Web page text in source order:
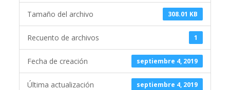
308.01 KB
Tamaño del archivo
1
Recuento de archivos
septiembre 4, 2019
Fecha de creación
septiembre 4, 2019
Última actualización